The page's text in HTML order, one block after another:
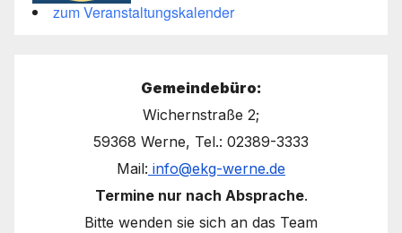
zum Veranstaltungskalender
Gemeindebüro:
Wichernstraße 2;
59368 Werne, Tel.: 02389-3333
Mail: info@ekg-werne.de
Termine nur nach Absprache.
Bitte wenden sie sich an das Team